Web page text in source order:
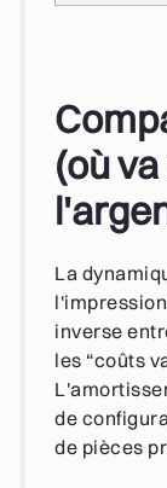
(où
La
inverse
les “coûts
de
de pièces